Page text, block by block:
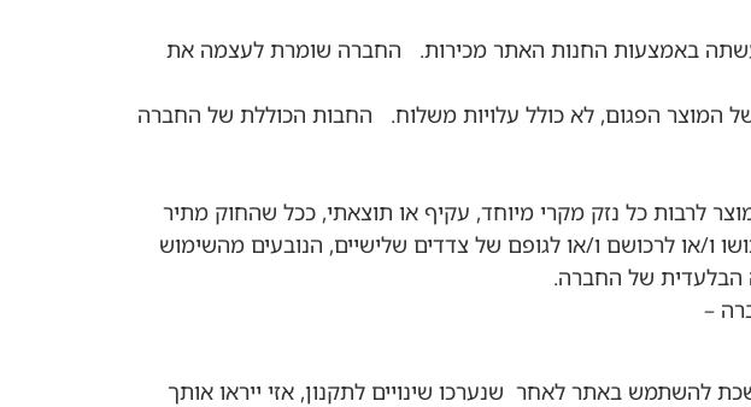
באמצעות החנות האתר מכירות. החברה שומרת לעצמה את
המוצר הפגום, לא כולל עלויות משלוח. החבות הכוללת של החברה
לרבות כל נזק מקרי מיוחד, עקיף או תוצאתי, ככל שהחוק מתיר
ו/או לרכושם ו/או לגופם של צדדים שלישיים, הנובעים מהשימוש
הבלעדית של החברה.
להשתמש באתר לאחר שנערכו שינויים לתקנון, אזי ייראו אותך